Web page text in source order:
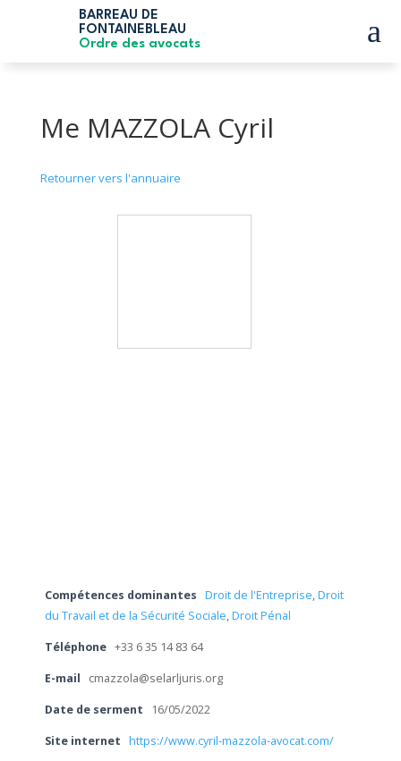
BARREAU DE
FONTAINEBLEAU
Ordre des avocats
a
Me MAZZOLA Cyril
Retourner vers l'annuaire
Compétences dominantes Droit de l'Entreprise,Droit
du Travail et de la Sécurité Sociale,Droit Pénal
Téléphone +33 6 35 14 83 64
E-mail cmazzola@selarljuris.org
Date de serment 16/05/2022
Site internet https://www.cyril-mazzola-avocat.com/